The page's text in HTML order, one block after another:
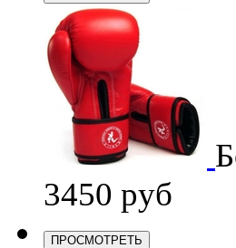
3450 руб
ПРОСМОТРЕТЬ